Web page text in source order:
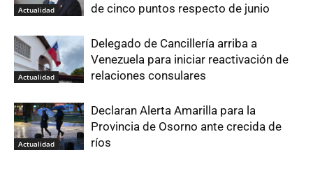
Actualidad
de cinco puntos respecto de junio
Actualidad
Delegado de Cancillería arriba a
Venezuela para iniciar reactivación de
relaciones consulares
Actualidad
Declaran Alerta Amarilla para la
Provincia de Osorno ante crecida de
ríos